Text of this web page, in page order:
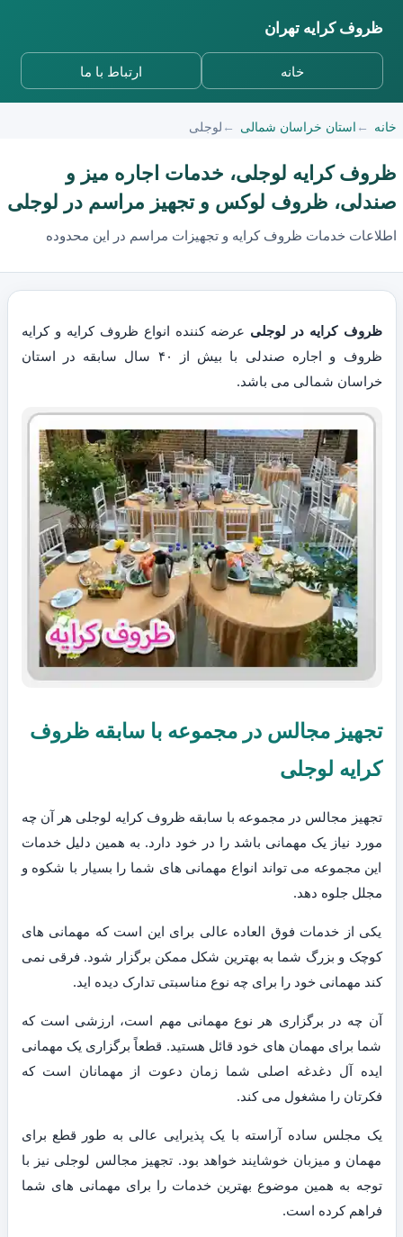
ظروف کرایه تهران
خانه ارتباط با ما
خانه استان خراسان شمالی لوجلی
ظروف کرایه لوجلی، خدمات اجاره میز و
صندلی، ظروف لوکس و تجهیز مراسم در لوجلی
اطلاعات خدمات ظروف کرایه و تجهیزات مراسم در این محدوده
ظروف کرایه در لوجلی عرضه کننده انواع ظروف کرایه و کرایه
ظروف و اجاره صندلی با بیش از ۴۰ سال سابقه در استان
خراسان شمالی می باشد.
تجهیز مجالس در مجموعه با سابقه ظروف
کرایه لوجلی
تجهیز مجالس در مجموعه با سابقه ظروف کرایه لوجلی هر آن چه
مورد نیاز یک مهمانی باشد را در خود دارد. به همین دلیل خدمات
این مجموعه می تواند انواع مهمانی های شما را بسیار با شکوه و
مجلل جلوه دهد.
یکی از خدمات فوق العاده عالی برای این است که مهمانی های
کوچک و بزرگ شما به بهترین شکل ممکن برگزار شود. فرقی نمی
کند مهمانی خود را برای چه نوع مناسبتی تدارک دیده اید.
آن چه در برگزاری هر نوع مهمانی مهم است، ارزشی است که
شما برای مهمان های خود قائل هستید. قطعاً برگزاری یک مهمانی
ایده آل دغدغه اصلی شما زمان دعوت از مهمانان است که
فکرتان را مشغول می کند.
یک مجلس ساده آراسته با یک پذیرایی عالی به طور قطع برای
مهمان و میزبان خوشایند خواهد بود. تجهیز مجالس لوجلی نیز با
توجه به همین موضوع بهترین خدمات را برای مهمانی های شما
فراهم کرده است.